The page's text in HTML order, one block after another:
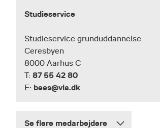
Studieservice
Studieservice grunduddannelse
Ceresbyen
8000 Aarhus C
T: 87 55 42 80
E: bees@via.dk
Se flere medarbejdere